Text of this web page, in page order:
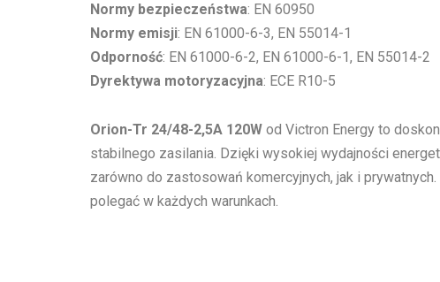
Normy bezpieczeństwa: EN 60950
Normy emisji: EN 61000-6-3, EN 55014-1
Odporność: EN 61000-6-2, EN 61000-6-1, EN 55014-2
Dyrektywa motoryzacyjna: ECE R10-5
Orion-Tr 24/48-2,5A 120W od Victron Energy to
stabilnego zasilania. Dzięki wysokiej wydajności
zarówno do zastosowań komercyjnych, jak i
polegać w każdych warunkach.